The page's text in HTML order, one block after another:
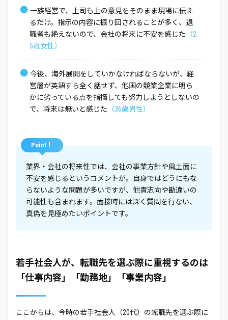
● 一族経営で、上司も上の意見をそのまま現場に伝え
るだけ。指示の内容に振り回されることが多く、退
職者も絶えないので、会社の将来に不安を感じた （2
5歳女性）
● 今後、海外展開をしていかなければならないが、経
営層が英語すら全く話せず、他国の競業企業に明ら
かに劣っている点を指摘しても努力しようとしないの
で、将来は無いと感じた （36歳男性）
Point！
業界・会社の将来性では、会社の事業方針や風土面に
不安を感じるというコメントが。自身ではどうにもな
らないような問題が多いですが、他責志向や勘違いの
可能性も含まれます。面接時には深く質問を行ない、
真偽を見極めたいポイントです。
若手社会人が、転職先を選ぶ際に重視するのは
「仕事内容」「勤務地」「事業内容」
ここからは、今時の若手社会人（20代）の転職先を選ぶ際に